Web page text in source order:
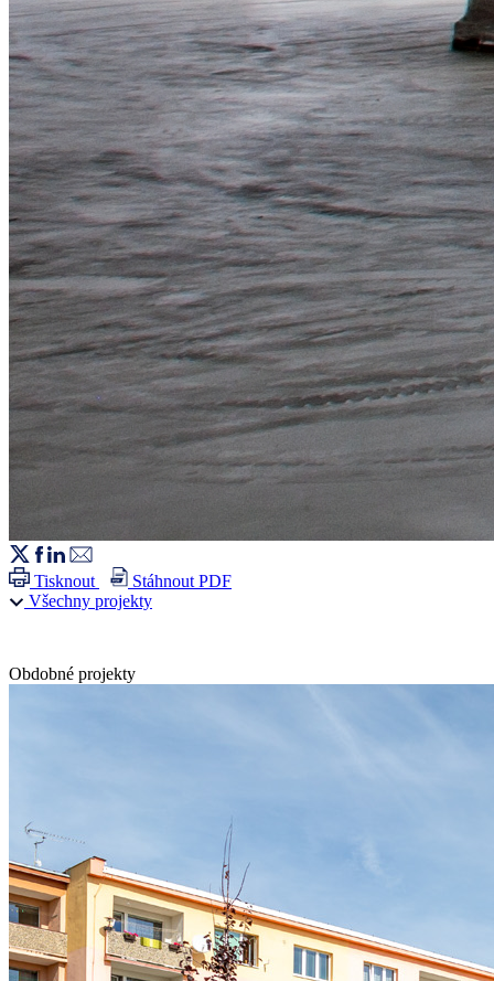
Tisknout
Stáhnout PDF
Všechny projekty
Obdobné projekty